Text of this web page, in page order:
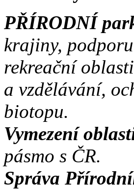
PŘÍRODNÍ
krajiny,
rekreační
a vzdělávání,
biotopu.
Vymezení
pásmo s ČR.
Správa